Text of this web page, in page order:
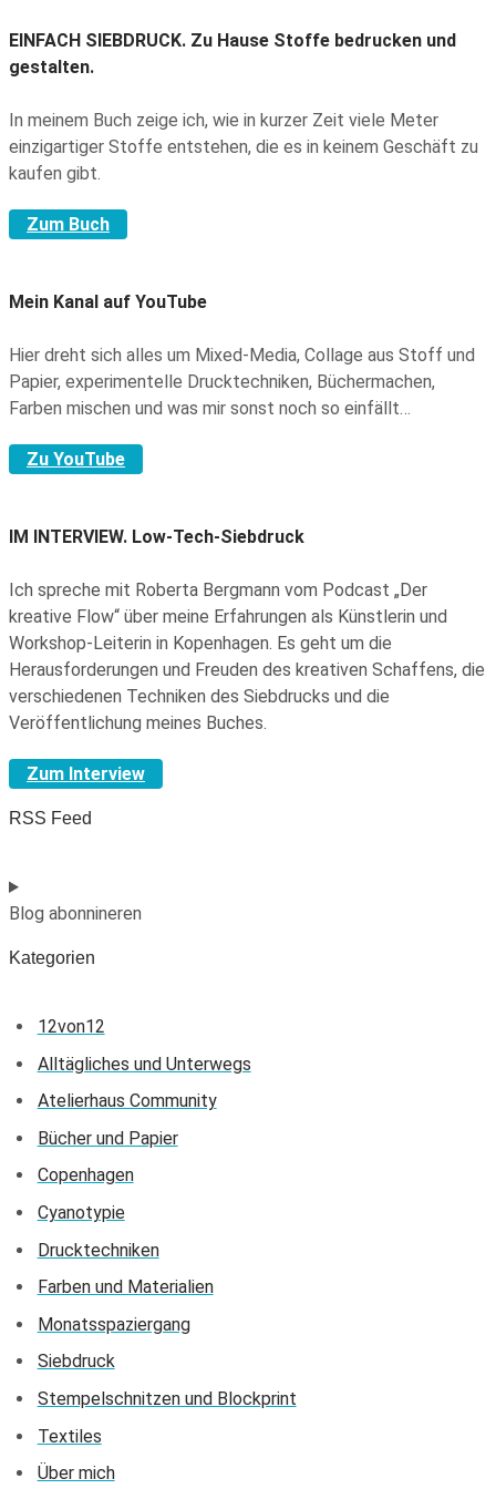
EINFACH SIEBDRUCK. Zu Hause Stoffe bedrucken und
gestalten.
In meinem Buch zeige ich, wie in kurzer Zeit viele Meter
einzigartiger Stoffe entstehen, die es in keinem Geschäft zu
kaufen gibt.
Zum Buch
Mein Kanal auf YouTube
Hier dreht sich alles um Mixed-Media, Collage aus Stoff und
Papier, experimentelle Drucktechniken, Büchermachen,
Farben mischen und was mir sonst noch so einfällt…
Zu YouTube
IM INTERVIEW. Low-Tech-Siebdruck
Ich spreche mit Roberta Bergmann vom Podcast „Der
kreative Flow“ über meine Erfahrungen als Künstlerin und
Workshop-Leiterin in Kopenhagen. Es geht um die
Herausforderungen und Freuden des kreativen Schaffens, die
verschiedenen Techniken des Siebdrucks und die
Veröffentlichung meines Buches.
Zum Interview
RSS Feed
Blog abonnineren
Kategorien
12von12
Alltägliches und Unterwegs
Atelierhaus Community
Bücher und Papier
Copenhagen
Cyanotypie
Drucktechniken
Farben und Materialien
Monatsspaziergang
Siebdruck
Stempelschnitzen und Blockprint
Textiles
Über mich